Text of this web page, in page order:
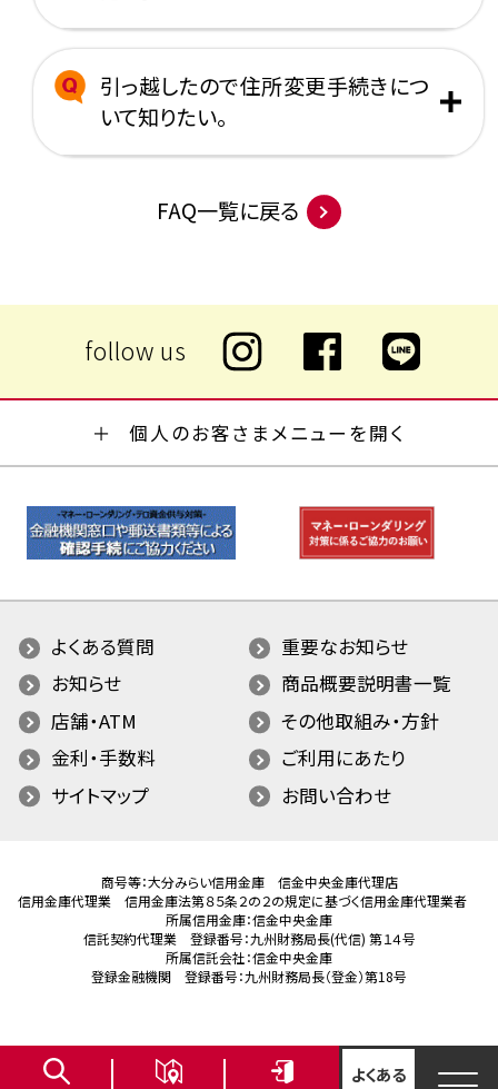
引っ越したので住所変更手続きにつ
いて知りたい。
FAQ一覧に戻る
よくある
個人のお客さまメニューを開く
よくある質問
重要なお知らせ
お知らせ
商品概要説明書一覧
店舗・ATM
その他取組み・方針
金利・手数料
ご利用にあたり
サイトマップ
お問い合わせ
商号等：大分みらい信用金庫 信金中央金庫代理店
信用金庫代理業 信用金庫法第８５条２の２の規定に基づく信用金庫代理業者
所属信用金庫：信金中央金庫
信託契約代理業 登録番号：九州財務局長(代信) 第１４号
所属信託会社：信金中央金庫
登録金融機関 登録番号：九州財務局長（登金）第18号